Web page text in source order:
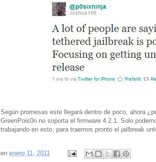
Según promesas este llegará dentro de poco, ahora
GreenPois0n no soporta el firmware 4.2.1. Solo
trabajando en esto, para traernos pronto el jailbreak
en enero 11, 2011